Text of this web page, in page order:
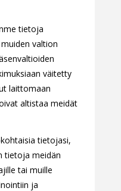
tietoja
valtion
väitetty
laittomaan
altistaa meidät
tietojasi,
tietoja meidän
tai muille
ja